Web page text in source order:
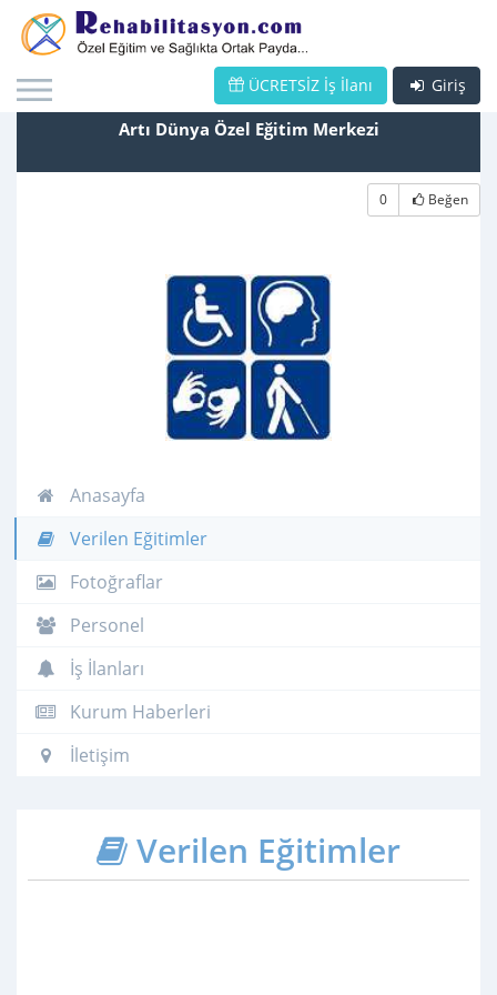
Giriş
ÜCRETSİZ İş İlanı
Artı Dünya Özel Eğitim Merkezi
0 Beğen
Anasayfa
Verilen Eğitimler
Fotoğraflar
Personel
İş İlanları
Kurum Haberleri
İletişim
Verilen Eğitimler